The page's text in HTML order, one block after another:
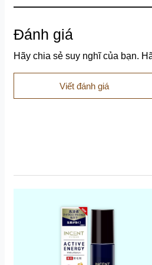
Đánh giá
Hãy chia sẻ suy nghĩ của bạn.
Viết đánh giá